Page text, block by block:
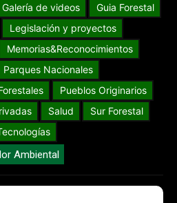
Galería de videos
Guia Forestal
Legislación y proyectos
Memorias&Reconocimientos
Parques Nacionales
Pueblos Originarios
Salud
Sur Forestal
Ambiental